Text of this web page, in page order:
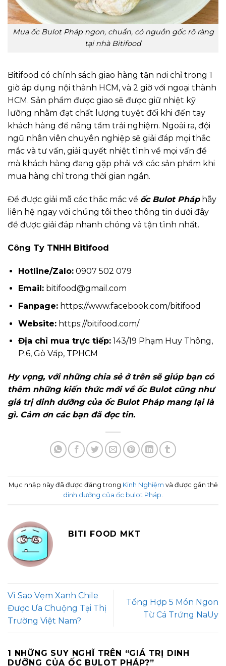
Mua ốc Bulot Pháp ngon, chuẩn, có nguồn gốc rõ ràng
tại nhà Bitifood
Bitifood có chính sách giao hàng tận nơi chỉ trong 1
giờ áp dụng nội thành HCM, và 2 giờ với ngoại thành
HCM. Sản phẩm được giao sẽ được giữ nhiệt kỹ
lưỡng nhằm đạt chất lượng tuyệt đối khi đến tay
khách hàng để nâng tầm trải nghiệm. Ngoài ra, đội
ngũ nhân viên chuyên nghiệp sẽ giải đáp mọi thắc
mắc và tư vấn, giải quyết nhiệt tình về mọi vấn đề
mà khách hàng đang gặp phải với các sản phẩm khi
mua hàng chỉ trong thời gian ngắn.
Để được giải mã các thắc mắc về ốc Bulot Pháphãy
liên hệ ngay với chúng tôi theo thông tin dưới đây
để được giải đáp nhanh chóng và tận tình nhất.
Công Ty TNHH Bitifood
Hotline/Zalo:0907 502 079
Email:bitifood@gmail.com
Fanpage:https://www.facebook.com/bitifood
Website:https://bitifood.com/
Địa chỉ mua trực tiếp:143/19 Phạm Huy Thông,
P.6, Gò Vấp, TPHCM
Hy vọng, với những chia sẻ ở trên sẽ giúp bạn có
thêm những kiến thức mới về ốc Bulot cũng như
giá trị dinh dưỡng của ốc Bulot Pháp mang lại là
gì. Cảm ơn các bạn đã đọc tin.
Mục nhập này đã được đăng trong Kinh Nghiệm và được gắn thẻ
dinh dưỡng của ốc bulot Pháp.
BITI FOOD MKT
Vì Sao Vẹm Xanh Chile
Được Ưa Chuộng Tại Thị
Trường Việt Nam?
Tổng Hợp 5 Món Ngon
Từ Cá Trứng NaUy
1 NHỮNG SUY NGHĨ TRÊN “GIÁ TRỊ DINH
DƯỠNG CỦA ỐC BULOT PHÁP?”